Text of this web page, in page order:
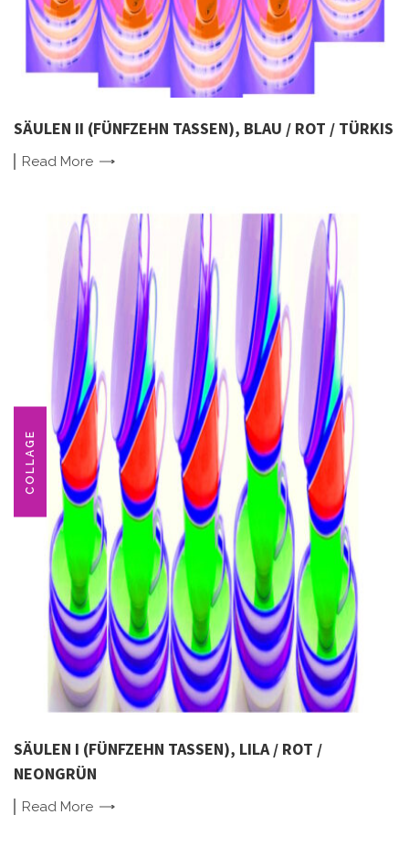
SÄULEN II (FÜNFZEHN TASSEN), BLAU / ROT / TÜRKIS
Read More
COLLAGE
SÄULEN I (FÜNFZEHN TASSEN), LILA / ROT /
NEONGRÜN
Read More